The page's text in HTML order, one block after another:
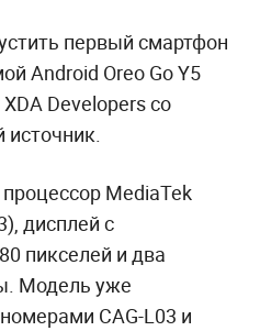
первый смартфон
Android Oreo Go Y5
Developers со
MediaTek
дисплей с
пикселей и два
Модель уже
CAG-L03 и